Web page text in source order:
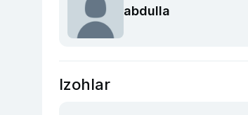
abdulla
Izohlar